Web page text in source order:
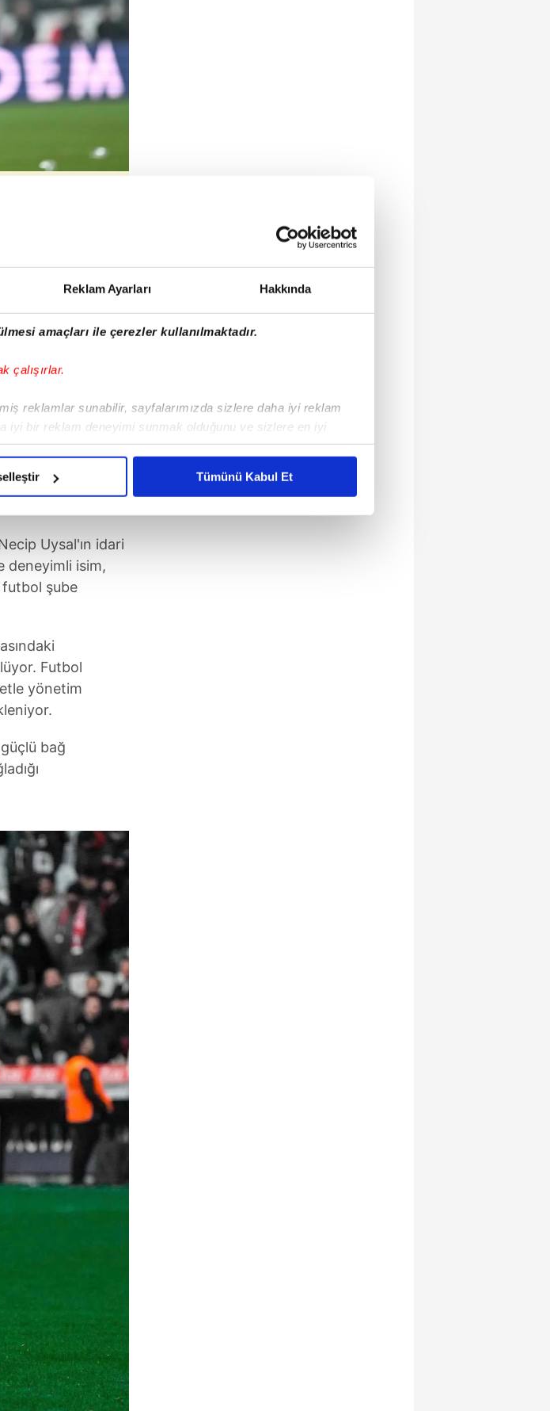
Reklam Ayarları Hakkında
amaçları ile çerezler kullanılmaktadır.
çalışırlar.
reklamlar sunabilir, sayfalarımızda sizlere daha iyi reklam
iyi bir reklam deneyimi sunmak olduğunu ve sizlere en iyi
ve bu noktada, reklamların maliyetlerimizi karşılamak
ve üçüncü kişilere ait çerezler kullanılmaktadır. Bu
olan çerezler bilgi toplumu hizmetlerinin sunulması
kılınması ve kişiselleştirilmesi ve sizlere yönelik
olarak açık rızanız dahilinde kullanılacaktır.
edebilirsiniz.
Aydınlatma Metnimizi okumak ve sitemizde ilgili
lütfen
Tümünü Kabul Et
Uysal'ın idari
deneyimli isim,
futbol şube
Futbol
yönetim
bağ